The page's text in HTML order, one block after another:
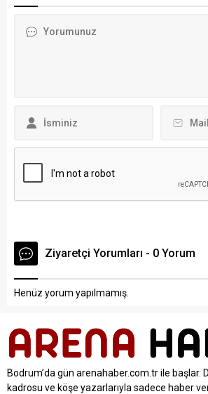
tuttu. Karşılaşmanın ilk
mağlup
Ziyaretçi Yorumları - 0 Yorum
Henüz yorum yapılmamış.
Bodrum’da gün arenahaber.com.tr ile başlar.
kadrosu ve köşe yazarlarıyla sadece haber